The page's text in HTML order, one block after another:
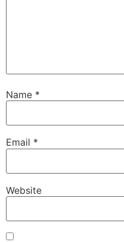
Name *
Email *
Website